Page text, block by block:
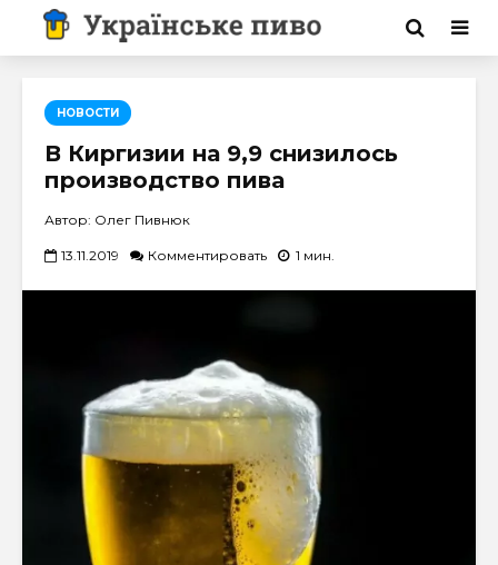
НОВОСТИ
В Киргизии на 9,9 снизилось
производство пива
Автор: Олег Пивнюк
13.11.2019 Комментировать 1 мин.